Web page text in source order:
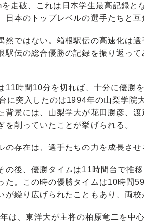
走破、これは日本学生最高記録と
日本のトップレベルの選手たちと互
ではない。箱根駅伝の高速化は
駅伝の総合優勝の記録を振り返っ
時間10分を切れば、十分に優勝
に突入したのは1994年の山梨学院
背景には、山梨学大が花田勝彦、
を削っていたことが挙げられる。
存在は、選手たちの力を成長させ
後、優勝タイムは11時間台で推
た。この時の優勝タイムは10時間
が繰り広げられたこともあり、両
は、東洋大が主将の柏原竜二を中